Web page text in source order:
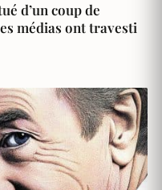
d’un coup de
médias ont travesti